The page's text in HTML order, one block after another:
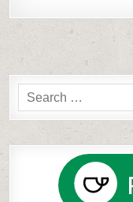
Search
for: